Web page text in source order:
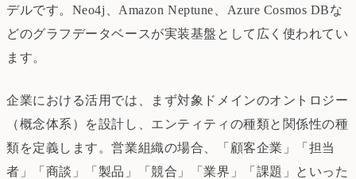
デルです。Neo4j、Amazon Neptune、Azure Cosmos DBな
どのグラフデータベースが実装基盤として広く使われてい
ます。
企業における活用では、まず対象ドメインのオントロジー
（概念体系）を設計し、エンティティの種類と関係性の種
類を定義します。営業組織の場合、「顧客企業」「担当
者」「商談」「製品」「競合」「業界」「課題」といった